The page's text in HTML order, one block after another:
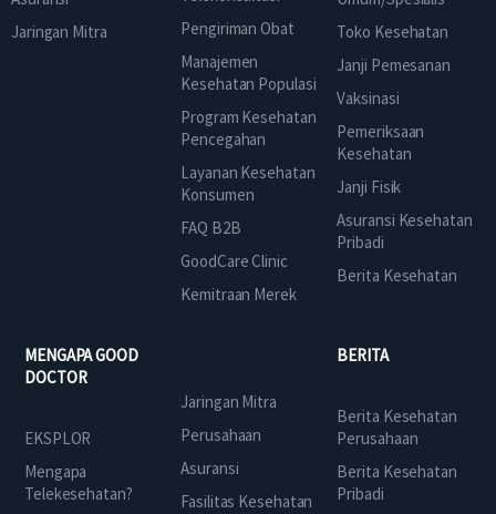
Jaringan Mitra
Pengiriman Obat
Manajemen
Kesehatan Populasi
Program Kesehatan
Pencegahan
Layanan Kesehatan
Konsumen
FAQ B2B
GoodCare Clinic
Kemitraan Merek
Toko Kesehatan
Janji Pemesanan
Vaksinasi
Pemeriksaan
Kesehatan
Janji Fisik
Asuransi Kesehatan
Pribadi
Berita Kesehatan
MENGAPA GOOD
DOCTOR
EKSPLOR
Mengapa
Telekesehatan?
Jaringan Mitra
Perusahaan
Asuransi
Fasilitas Kesehatan
BERITA
Berita Kesehatan
Perusahaan
Berita Kesehatan
Pribadi